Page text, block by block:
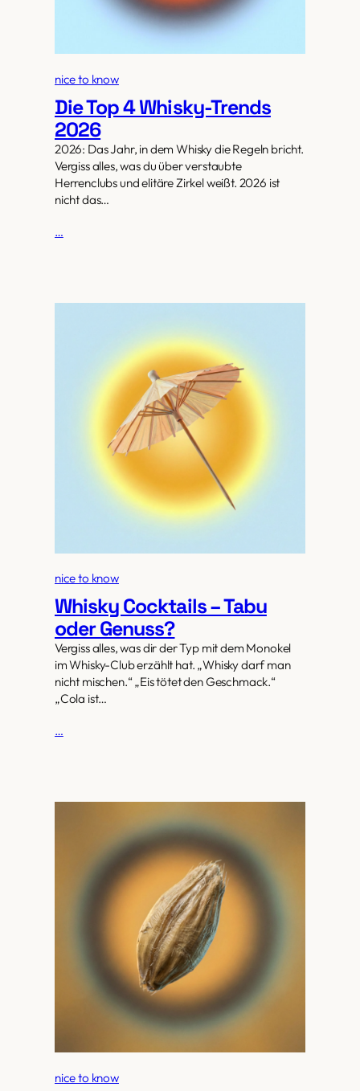
nice to know
Die Top 4 Whisky-Trends
2026
2026: Das Jahr, in dem Whisky die Regeln bricht.
Vergiss alles, was du über verstaubte
Herrenclubs und elitäre Zirkel weißt. 2026 ist
nicht das…
…
nice to know
Whisky Cocktails – Tabu
oder Genuss?
Vergiss alles, was dir der Typ mit dem Monokel
im Whisky-Club erzählt hat. „Whisky darf man
nicht mischen.“ „Eis tötet den Geschmack.“
„Cola ist…
…
nice to know